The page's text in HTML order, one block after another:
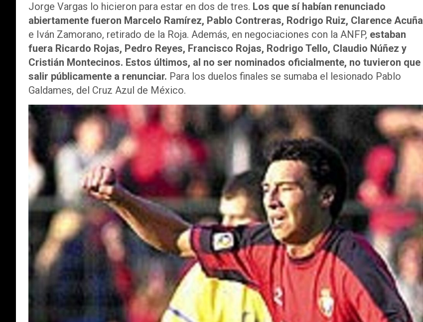
Jorge Vargas lo hicieron para estar en dos de tres. Los que sí habían renunciado
abiertamente fueron Marcelo Ramírez, Pablo Contreras, Rodrigo Ruiz, Clarence Acuña
e Iván Zamorano, retirado de la Roja. Además, en negociaciones con la ANFP, estaban
fuera Ricardo Rojas, Pedro Reyes, Francisco Rojas, Rodrigo Tello, Claudio Núñez y
Cristián Montecinos. Estos últimos, al no ser nominados oficialmente, no tuvieron que
salir públicamente a renunciar. Para los duelos finales se sumaba el lesionado Pablo
Galdames, del Cruz Azul de México.